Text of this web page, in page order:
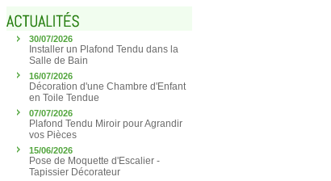
30/07/2026
Installer un Plafond Tendu dans la
Salle de Bain
16/07/2026
Décoration d'une Chambre d'Enfant
en Toile Tendue
07/07/2026
Plafond Tendu Miroir pour Agrandir
vos Pièces
15/06/2026
Pose de Moquette d'Escalier -
Tapissier Décorateur